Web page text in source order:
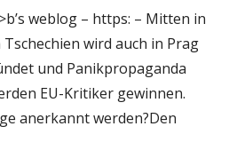
weblog – https: – Mitten in
wird auch in Prag
und Panikpropaganda
EU-Kritiker gewinnen.
anerkannt werden?Den